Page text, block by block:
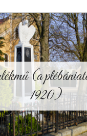
(a
1920)